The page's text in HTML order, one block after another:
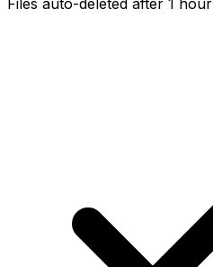
Files auto-deleted after 1 hour